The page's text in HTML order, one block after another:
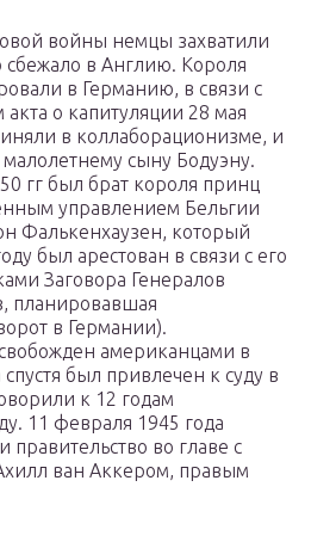
войны немцы захватили
сбежало в Англию. Короля
в Германию, в связи с
о капитуляции 28 мая
в коллаборационизме, и
сыну Бодуэну.
гг был брат короля принц
управлением Бельгии
Фалькенхаузен, который
был арестован в связи с его
Заговора Генералов
планировавшая
в Германии).
американцами в
был привлечен к суду в
к 12 годам
11 февраля 1945 года
правительство во главе с
ван Аккером, правым